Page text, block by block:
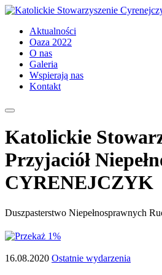
Aktualności
Oaza 2022
O nas
Galeria
Wspierają nas
Kontakt
Katolickie
Przyjaciół
CYRENEJCZYK
Duszpasterstwo Niepełnosprawnych
16.08.2020 Ostatnie wydarzenia